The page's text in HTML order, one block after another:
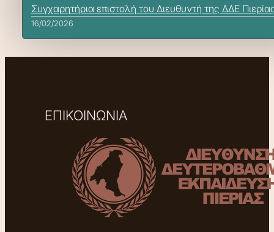
Συγχαρητήρια επιστολή του Διευθυντή της ΔΔΕ
16/02/2026
ΕΠΙΚΟΙΝΩΝΙΑ